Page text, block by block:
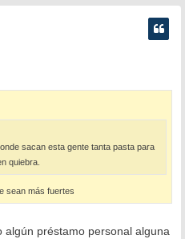
sacan esta gente tanta pasta para
quiebra.
sean más fuertes
algún préstamo personal alguna